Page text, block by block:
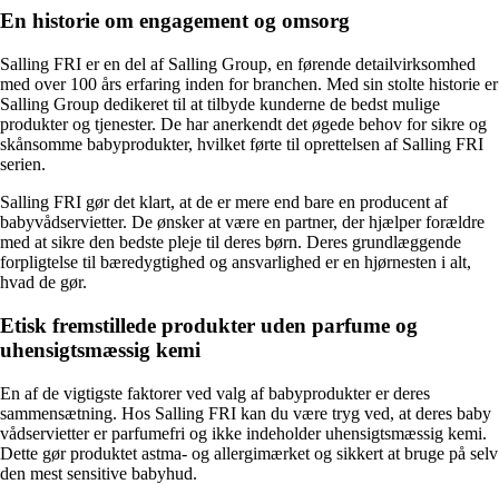
En historie om engagement og omsorg
Salling FRI er en del af Salling Group, en førende detailvirksomhed
med over 100 års erfaring inden for branchen. Med sin stolte historie er
Salling Group dedikeret til at tilbyde kunderne de bedst mulige
produkter og tjenester. De har anerkendt det øgede behov for sikre og
skånsomme babyprodukter, hvilket førte til oprettelsen af Salling FRI
serien.
Salling FRI gør det klart, at de er mere end bare en producent af
babyvådservietter. De ønsker at være en partner, der hjælper forældre
med at sikre den bedste pleje til deres børn. Deres grundlæggende
forpligtelse til bæredygtighed og ansvarlighed er en hjørnesten i alt,
hvad de gør.
Etisk fremstillede produkter uden parfume og
uhensigtsmæssig kemi
En af de vigtigste faktorer ved valg af babyprodukter er deres
sammensætning. Hos Salling FRI kan du være tryg ved, at deres baby
vådservietter er parfumefri og ikke indeholder uhensigtsmæssig kemi.
Dette gør produktet astma- og allergimærket og sikkert at bruge på selv
den mest sensitive babyhud.